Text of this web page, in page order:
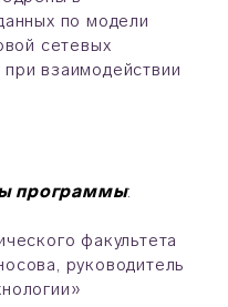
по модели
сетевых
взаимодействии
программы:
факультета
руководитель